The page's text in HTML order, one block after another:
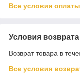
Все условия оплаты
Условия возврата
Возврат товара в
Все условия